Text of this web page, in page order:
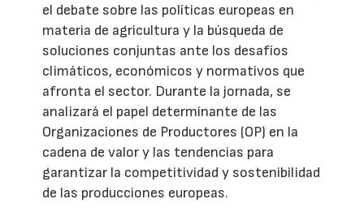
el debate sobre las políticas europeas en
materia de agricultura y la búsqueda de
soluciones conjuntas ante los desafíos
climáticos, económicos y normativos que
afronta el sector. Durante la jornada, se
analizará el papel determinante de las
Organizaciones de Productores (OP) en la
cadena de valor y las tendencias para
garantizar la competitividad y sostenibilidad
de las producciones europeas.